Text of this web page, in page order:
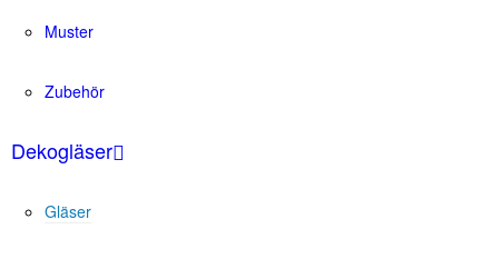
Muster
Zubehör
Dekogläser
Gläser